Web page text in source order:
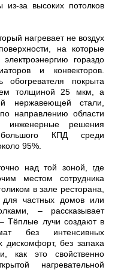
за высоких потолков
нагревает не воздух
на которые
гораздо
и конвекторов.
покрыта
толщиной 25 мкм, а
нержавеющей стали,
направлению области
инженерные решения
КПД среди
95%.
над той зоной, где
местом сотрудника
в зале ресторана,
частных домов или
– рассказывает
Тёплые лучи создают в
без интенсивных
дискомфорт, без запаха
как это свойственно
нагревательной